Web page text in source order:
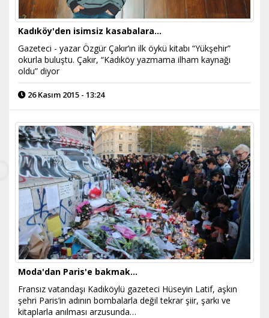
Kadıköy'den isimsiz kasabalara…
Gazeteci - yazar Özgür Çakır’ın ilk öykü kitabı “Yükşehir”
okurla buluştu. Çakır, “Kadıköy yazmama ilham kaynağı
oldu” diyor
26 Kasım 2015 - 13:24
Moda'dan Paris'e bakmak…
Fransız vatandaşı Kadıköylü gazeteci Hüseyin Latif, aşkın
şehri Paris’in adının bombalarla değil tekrar şiir, şarkı ve
kitaplarla anılması arzusunda…